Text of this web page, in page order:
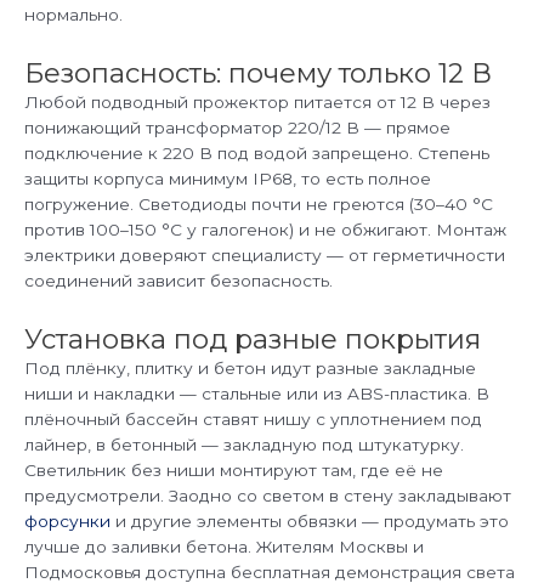
нормально.
Безопасность: почему только 12 В
Любой подводный прожектор питается от 12 В через
понижающий трансформатор 220/12 В — прямое
подключение к 220 В под водой запрещено. Степень
защиты корпуса минимум IP68, то есть полное
погружение. Светодиоды почти не греются (30–40 °C
против 100–150 °C у галогенок) и не обжигают. Монтаж
электрики доверяют специалисту — от герметичности
соединений зависит безопасность.
Установка под разные покрытия
Под плёнку, плитку и бетон идут разные закладные
ниши и накладки — стальные или из ABS-пластика. В
плёночный бассейн ставят нишу с уплотнением под
лайнер, в бетонный — закладную под штукатурку.
Светильник без ниши монтируют там, где её не
предусмотрели. Заодно со светом в стену закладывают
форсунки и другие элементы обвязки — продумать это
лучше до заливки бетона. Жителям Москвы и
Подмосковья доступна бесплатная демонстрация света